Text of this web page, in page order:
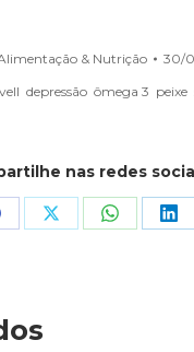
& Nutrição
30/
depressão ômega 3 peixe
nas redes
Share Share